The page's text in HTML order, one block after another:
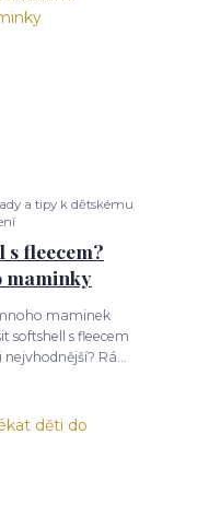
a tipy k dětskému
s fleecem?
maminky
maminek
softshell s fleecem
Rá...